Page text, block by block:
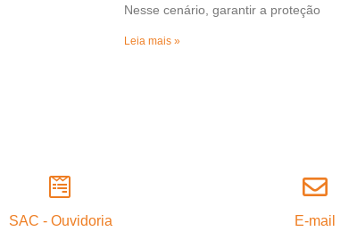
Nesse cenário, garantir a proteção
Leia mais »
SAC - Ouvidoria E-mail